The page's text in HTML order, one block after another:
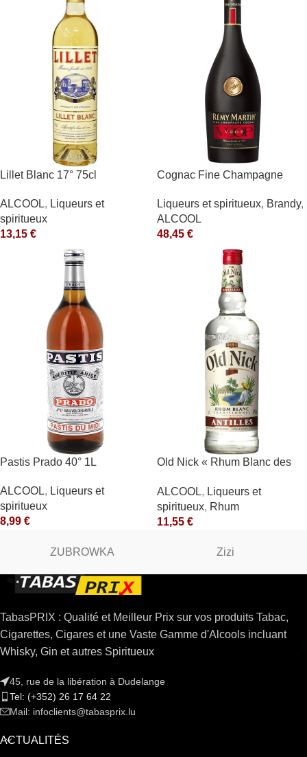
Lillet Blanc 17° 75cl
ALCOOL, Liqueurs et
spiritueux
13,15 €
Cognac Fine Champagne
Liqueurs et spiritueux, Brandy,
ALCOOL
48,45 €
Pastis Prado 40° 1L
ALCOOL, Liqueurs et
spiritueux
8,99 €
Old Nick « Rhum Blanc des
Françaises
ALCOOL, Liqueurs et
spiritueux, Rhum
11,55 €
ZUBROWKA Zizi
TabasPRIX : Qualité et Meilleur Prix sur vos produits Tabac,
Cigarettes, Cigares et une Vaste Gamme d'Alcools incluant
Whisky, Gin et autres Spiritueux
45, rue de la libération à Dudelange
Tel: (+352) 26 17 64 22
Mail: infoclients@tabasprix.lu
ACTUALITÉS